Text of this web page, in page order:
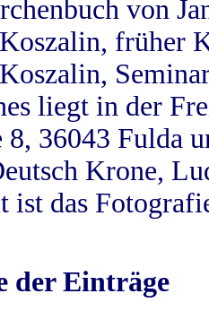
von
früher
liegt in der
8, 36043 Fulda
Krone,
ist das
der Einträge